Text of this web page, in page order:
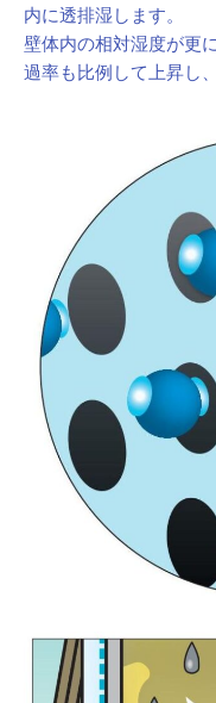
内に透排湿します。
壁体内の相対湿度が更
過率も比例して上昇し